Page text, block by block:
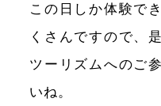
この日しか体験で
くさんですので、
ツーリズムへのご
いね。